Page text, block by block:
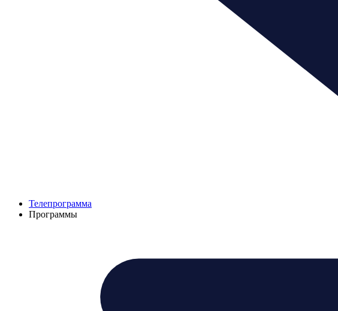
Телепрограмма
Программы